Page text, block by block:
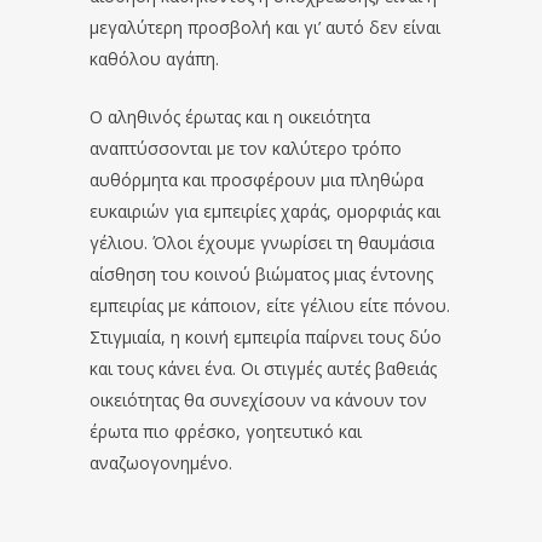
μεγαλύτερη προσβολή και γι’ αυτό δεν είναι
καθόλου αγάπη.
Ο αληθινός έρωτας και η οικειότητα
αναπτύσσονται με τον καλύτερο τρόπο
αυθόρμητα και προσφέρουν μια πληθώρα
ευκαιριών για εμπειρίες χαράς, ομορφιάς και
γέλιου. Όλοι έχουμε γνωρίσει τη θαυμάσια
αίσθηση του κοινού βιώματος μιας έντονης
εμπειρίας με κάποιον, είτε γέλιου είτε πόνου.
Στιγμιαία, η κοινή εμπειρία παίρνει τους δύο
και τους κάνει ένα. Οι στιγμές αυτές βαθειάς
οικειότητας θα συνεχίσουν να κάνουν τον
έρωτα πιο φρέσκο, γοητευτικό και
αναζωογονημένο.